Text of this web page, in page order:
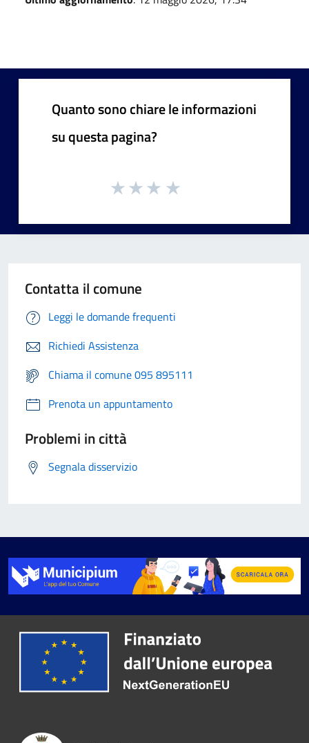
Quanto sono chiare le informazioni
su questa pagina?
Contatta il comune
Leggi le domande frequenti
Richiedi Assistenza
Chiama il comune 095 895111
Prenota un appuntamento
Problemi in città
Segnala disservizio